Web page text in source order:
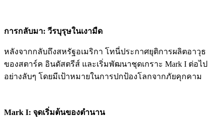
การกลับมา: วีรบุรุษในเงามืด
หลังจากกลับถึงสหรัฐอเมริกา โทนี่ประกาศยุติการผลิตอาวุธ
ของสตาร์ค อินดัสตรีส์ และเริ่มพัฒนาชุดเกราะ Mark I ต่อไป
อย่างลับๆ โดยมีเป้าหมายในการปกป้องโลกจากภัยคุกคาม
Mark I: จุดเริ่มต้นของตำนาน